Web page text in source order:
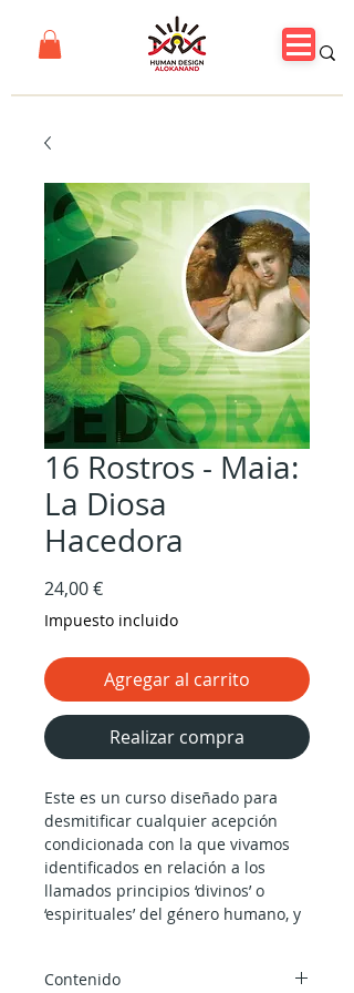
16 Rostros - Maia:
La Diosa
Hacedora
24,00 €Precio
Impuesto incluido
Agregar al carrito
Realizar compra
Este es un curso diseñado para
desmitificar cualquier acepción
condicionada con la que vivamos
identificados en relación a los
llamados principios ‘divinos’ o
‘espirituales’ del género humano, y
existencial, sino siguiendo
Contenido